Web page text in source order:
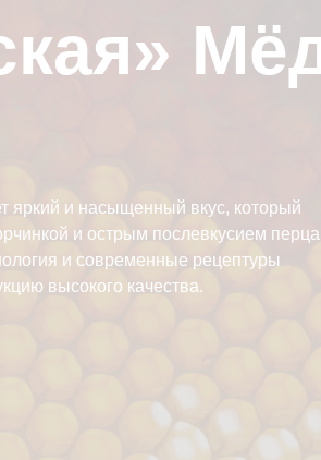
яркий и насыщенный вкус, который
и острым послевкусием
и современные рецептуры
высокого качества.